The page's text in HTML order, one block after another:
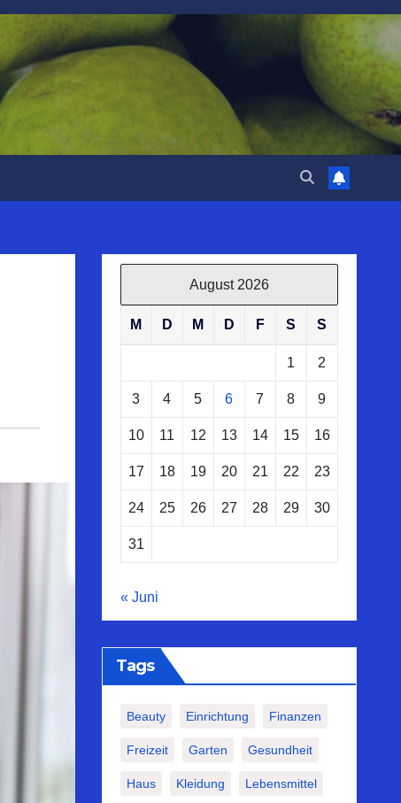
August 2026
M D M D F S S
1 2
3 4 5 6 7 8 9
10 11 12 13 14 15 16
17 18 19 20 21 22 23
24 25 26 27 28 29 30
31
« Juni
Tags
Beauty Einrichtung Finanzen
Freizeit Garten Gesundheit
Haus Kleidung Lebensmittel